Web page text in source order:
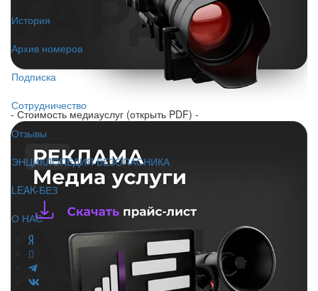
История
Архив номеров
Подписка
Сотрудничество
Отзывы
ЭНЦИКЛОПЕДИЯ БЕЗОПАСНИКА
LEAK-БЕЗ
О НАС
- Стоимость медиауслуг (открыть PDF) -